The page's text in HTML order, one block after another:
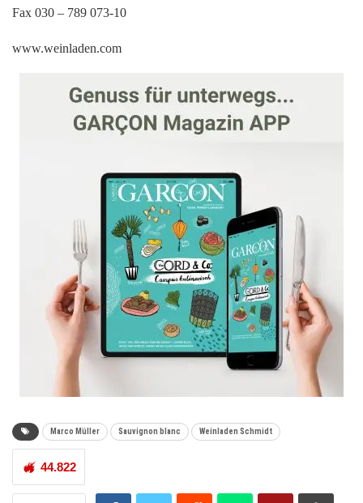
Fax 030 – 789 073-10
www.weinladen.com
Marco Müller Sauvignon blanc Weinladen Schmidt
44.822